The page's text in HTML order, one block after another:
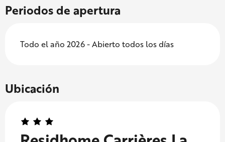
Periodos de apertura
Todo el año 2026 - Abierto todos los días
Ubicación